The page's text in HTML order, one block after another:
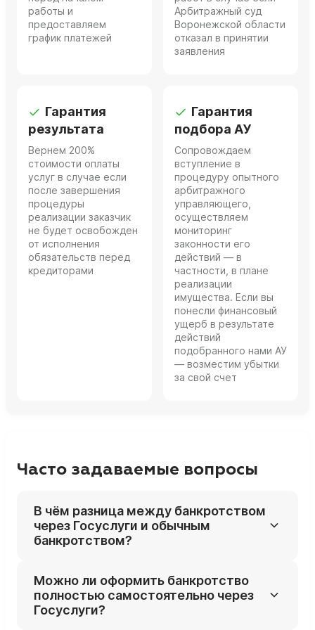
работы и
предоставляем
график платежей
Арбитражный суд
Воронежской области
отказал в принятии
заявления
Гарантия
результата
Вернем 200%
стоимости оплаты
услуг в случае если
после завершения
процедуры
реализации заказчик
не будет освобожден
от исполнения
обязательств перед
кредиторами
Гарантия
подбора АУ
Сопровождаем
вступление в
процедуру опытного
арбитражного
управляющего,
осуществляем
мониторинг
законности его
действий — в
частности, в плане
реализации
имущества. Если вы
понесли финансовый
ущерб в результате
действий
подобранного нами АУ
— возместим убытки
за свой счет
Часто задаваемые вопросы
В чём разница между банкротством
через Госуслуги и обычным
банкротством?
часть документов онлайн, а не лично
несёте их в суд. Сама процедура,
требования к должнику, последствия и
Можно ли оформить банкротство
полностью самостоятельно через
Госуслуги?